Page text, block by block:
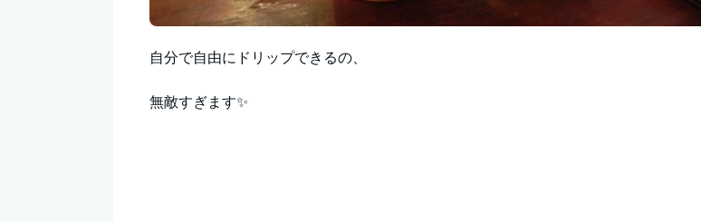
自分で自由にドリップできるの、
無敵すぎます✨